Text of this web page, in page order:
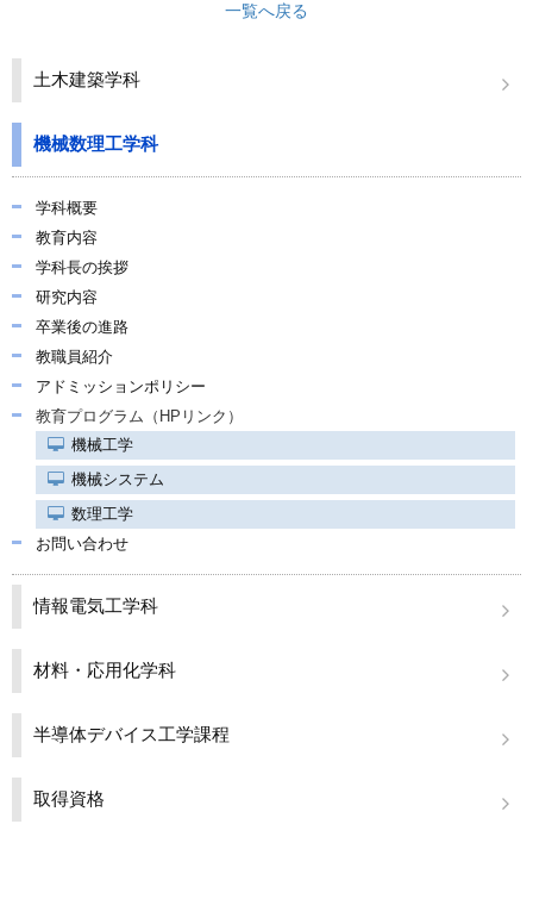
一覧へ戻る
土木建築学科
機械数理工学科
学科概要
教育内容
学科長の挨拶
研究内容
卒業後の進路
教職員紹介
アドミッションポリシー
教育プログラム（HPリンク）
機械工学
機械システム
数理工学
お問い合わせ
情報電気工学科
材料・応用化学科
半導体デバイス工学課程
取得資格
学生活動
学内向け情報